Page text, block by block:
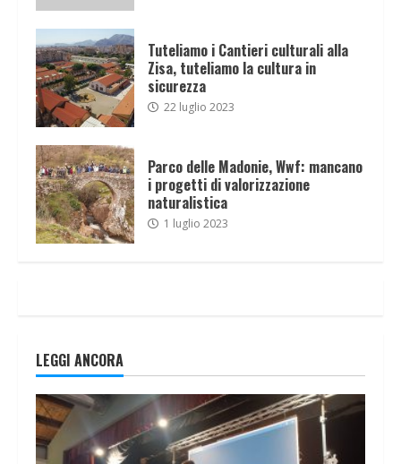
Tuteliamo i Cantieri culturali alla
Zisa, tuteliamo la cultura in
sicurezza
22 luglio 2023
Parco delle Madonie, Wwf: mancano
i progetti di valorizzazione
naturalistica
1 luglio 2023
LEGGI ANCORA